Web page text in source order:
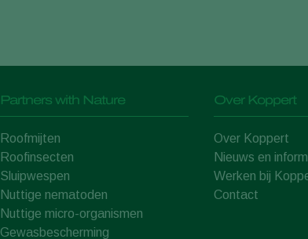
Partners with Nature
Roofmijten
Roofinsecten
Sluipwespen
Nuttige nematoden
Nuttige micro-organismen
Gewasbescherming
Over Koppert
Over Koppert
Nieuws en
Werken bij
Contact